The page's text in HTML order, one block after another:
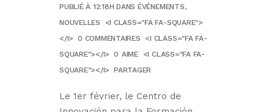
PUBLIÉ À 12:18H DANS ÉVÉNEMENTS,
NOUVELLES
<I CLASS="FA FA-SQUARE">
</I> 0 COMMENTAIRES
<I CLASS="FA FA-
SQUARE"></I> 0 AIME
<I CLASS="FA FA-
SQUARE"></I> PARTAGER
Le 1er février, le Centro de